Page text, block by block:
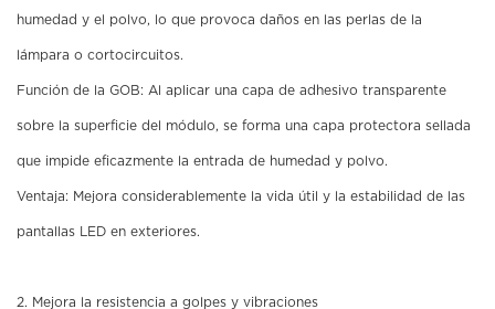
humedad y el polvo, lo que provoca daños en las perlas de la
lámpara o cortocircuitos.
Función de la GOB: Al aplicar una capa de adhesivo transparente
sobre la superficie del módulo, se forma una capa protectora sellada
que impide eficazmente la entrada de humedad y polvo.
Ventaja: Mejora considerablemente la vida útil y la estabilidad de las
pantallas LED en exteriores.
2. Mejora la resistencia a golpes y vibraciones